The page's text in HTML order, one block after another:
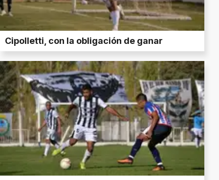
Cipolletti, con la obligación de ganar